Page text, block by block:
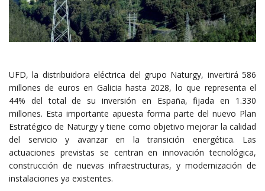
UFD, la distribuidora eléctrica del grupo Naturgy, invertirá 586
millones de euros en Galicia hasta 2028, lo que representa el
44% del total de su inversión en España, fijada en 1.330
millones. Esta importante apuesta forma parte del nuevo Plan
Estratégico de Naturgy y tiene como objetivo mejorar la calidad
del servicio y avanzar en la transición energética. Las
actuaciones previstas se centran en innovación tecnológica,
construcción de nuevas infraestructuras, y modernización de
instalaciones ya existentes.